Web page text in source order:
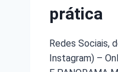
prática
Redes Sociais,
Instagram) –